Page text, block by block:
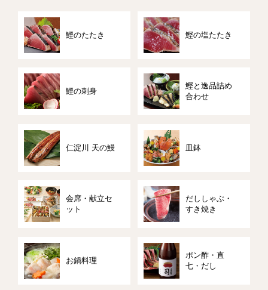
鰹のたたき 鰹の塩たたき
鰹の刺身
鰹と逸品詰め
合わせ
仁淀川 天の鰻 皿鉢
会席・献立セ
ット
だししゃぶ・
すき焼き
お鍋料理
ポン酢・直
七・だし